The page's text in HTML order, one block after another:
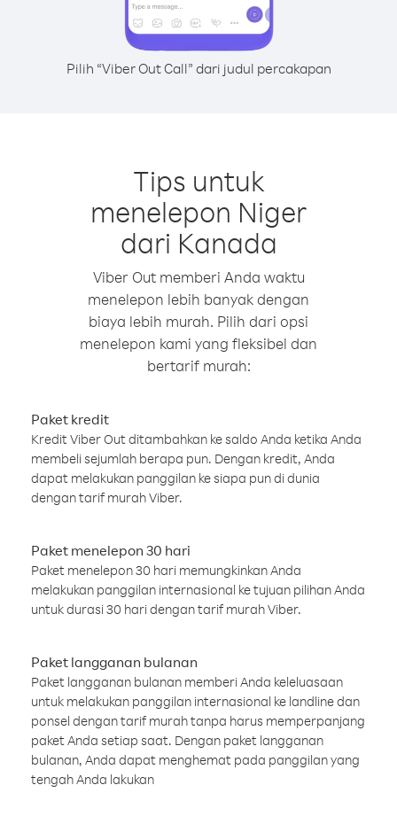
Pilih “Viber Out Call” dari judul percakapan
Tips untuk
menelepon Niger
dari Kanada
Viber Out memberi Anda waktu
menelepon lebih banyak dengan
biaya lebih murah. Pilih dari opsi
menelepon kami yang fleksibel dan
bertarif murah:
Paket kredit
Kredit Viber Out ditambahkan ke saldo Anda ketika Anda
membeli sejumlah berapa pun. Dengan kredit, Anda
dapat melakukan panggilan ke siapa pun di dunia
dengan tarif murah Viber.
Paket menelepon 30 hari
Paket menelepon 30 hari memungkinkan Anda
melakukan panggilan internasional ke tujuan pilihan Anda
untuk durasi 30 hari dengan tarif murah Viber.
Paket langganan bulanan
Paket langganan bulanan memberi Anda keleluasaan
untuk melakukan panggilan internasional ke landline dan
ponsel dengan tarif murah tanpa harus memperpanjang
paket Anda setiap saat. Dengan paket langganan
bulanan, Anda dapat menghemat pada panggilan yang
tengah Anda lakukan